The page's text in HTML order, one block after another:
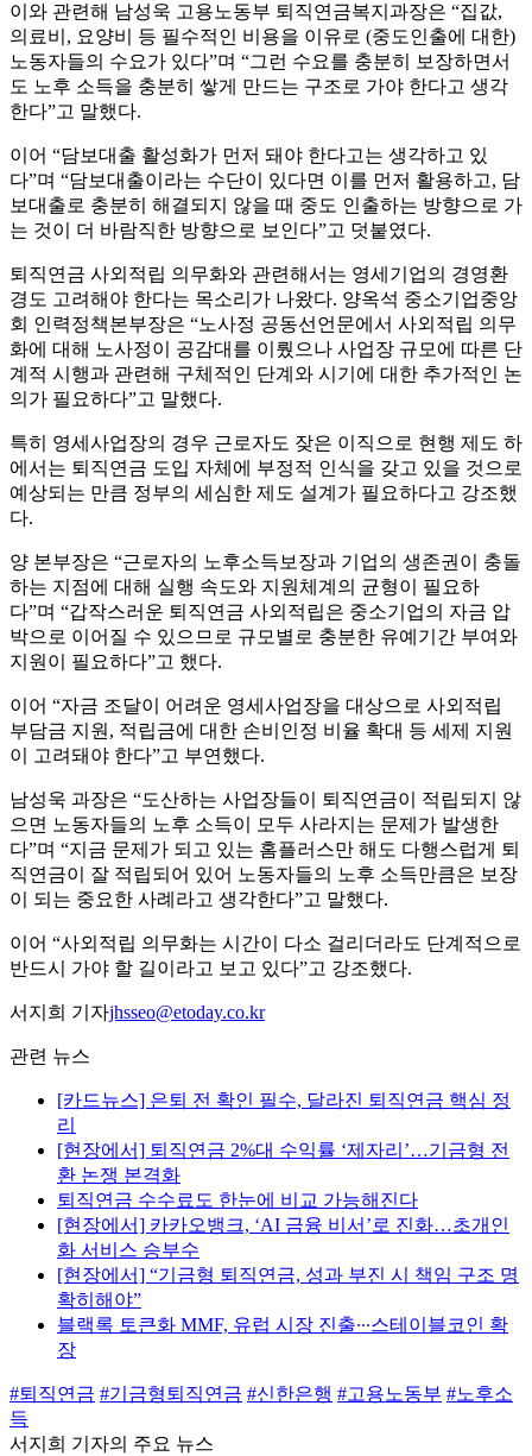
이와 관련해 남성욱 고용노동부 퇴직연금복지과장은 “집값,
의료비, 요양비 등 필수적인 비용을 이유로 (중도인출에 대한)
노동자들의 수요가 있다”며 “그런 수요를 충분히 보장하면서
도 노후 소득을 충분히 쌓게 만드는 구조로 가야 한다고 생각
한다”고 말했다.
이어 “담보대출 활성화가 먼저 돼야 한다고는 생각하고 있
다”며 “담보대출이라는 수단이 있다면 이를 먼저 활용하고, 담
보대출로 충분히 해결되지 않을 때 중도 인출하는 방향으로 가
는 것이 더 바람직한 방향으로 보인다”고 덧붙였다.
퇴직연금 사외적립 의무화와 관련해서는 영세기업의 경영환
경도 고려해야 한다는 목소리가 나왔다. 양옥석 중소기업중앙
회 인력정책본부장은 “노사정 공동선언문에서 사외적립 의무
화에 대해 노사정이 공감대를 이뤘으나 사업장 규모에 따른 단
계적 시행과 관련해 구체적인 단계와 시기에 대한 추가적인 논
의가 필요하다”고 말했다.
특히 영세사업장의 경우 근로자도 잦은 이직으로 현행 제도 하
에서는 퇴직연금 도입 자체에 부정적 인식을 갖고 있을 것으로
예상되는 만큼 정부의 세심한 제도 설계가 필요하다고 강조했
다.
양 본부장은 “근로자의 노후소득보장과 기업의 생존권이 충돌
하는 지점에 대해 실행 속도와 지원체계의 균형이 필요하
다”며 “갑작스러운 퇴직연금 사외적립은 중소기업의 자금 압
박으로 이어질 수 있으므로 규모별로 충분한 유예기간 부여와
지원이 필요하다”고 했다.
이어 “자금 조달이 어려운 영세사업장을 대상으로 사외적립
부담금 지원, 적립금에 대한 손비인정 비율 확대 등 세제 지원
이 고려돼야 한다”고 부연했다.
남성욱 과장은 “도산하는 사업장들이 퇴직연금이 적립되지 않
으면 노동자들의 노후 소득이 모두 사라지는 문제가 발생한
다”며 “지금 문제가 되고 있는 홈플러스만 해도 다행스럽게 퇴
직연금이 잘 적립되어 있어 노동자들의 노후 소득만큼은 보장
이 되는 중요한 사례라고 생각한다”고 말했다.
이어 “사외적립 의무화는 시간이 다소 걸리더라도 단계적으로
반드시 가야 할 길이라고 보고 있다”고 강조했다.
서지희 기자jhsseo@etoday.co.kr
관련 뉴스
[카드뉴스] 은퇴 전 확인 필수, 달라진 퇴직연금 핵심 정
리
[현장에서] 퇴직연금 2%대 수익률 ‘제자리’…기금형 전
환 논쟁 본격화
퇴직연금 수수료도 한눈에 비교 가능해진다
[현장에서] 카카오뱅크, ‘AI 금융 비서’로 진화…초개인
화 서비스 승부수
[현장에서] “기금형 퇴직연금, 성과 부진 시 책임 구조 명
확히해야”
블랙록 토큰화 MMF, 유럽 시장 진출∙∙∙스테이블코인 확
장
#퇴직연금 #기금형퇴직연금 #신한은행 #고용노동부 #노후소
득
서지희 기자의 주요 뉴스